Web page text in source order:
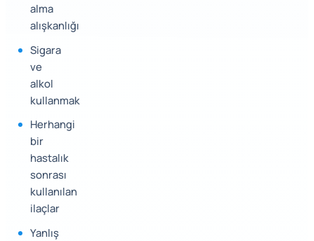
alma
alışkanlığı
Sigara
ve
alkol
kullanmak
Herhangi
bir
hastalık
sonrası
kullanılan
ilaçlar
Yanlış